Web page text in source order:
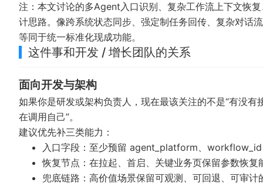
注：本文讨论的多Agent入口识别、复杂工作流上下文恢
计思路。像跨系统状态同步、强定制任务回传、复杂对话
等同于统一标准化现成功能。
这件事和开发 / 增长团队的关系
面向开发与架构
如果你是研发或架构负责人，现在最该关注的不是“有没
在调用自己”。
建议优先补三类能力：
入口字段：至少预留 agent_platform、
恢复节点：在拉起、首启、关键业务页保留参数恢复
兜底链路：高价值场景保留可观测、可回退、可审计